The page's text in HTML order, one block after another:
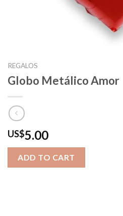
REGALOS
Globo Metálico Amor
US$5.00
ADD TO CART